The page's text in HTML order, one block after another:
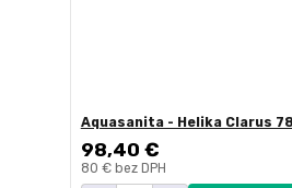
Aquasanita - Helika Clarus
98,40 €
80 € bez DPH